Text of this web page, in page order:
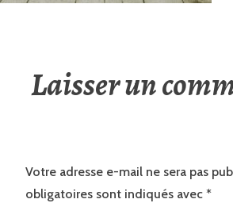
Laisser un
Votre adresse e-mail ne sera pas
obligatoires sont indiqués avec *